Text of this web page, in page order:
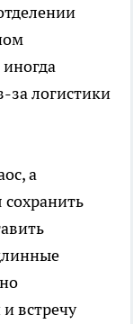
за логистики
а
встречу